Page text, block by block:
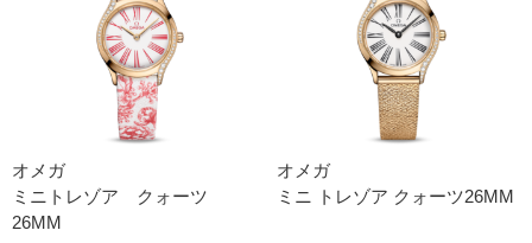
オメガ
ミニトレゾア クォーツ
26MM
オメガ
ミニ トレゾ ア クォーツ26MM